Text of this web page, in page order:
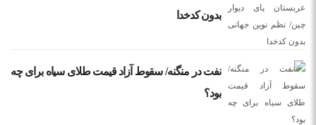
بدون کدخدا
نفت در منگنه/ سقوط آزاد قیمت‌ طلای سیاه برای چه
بود؟